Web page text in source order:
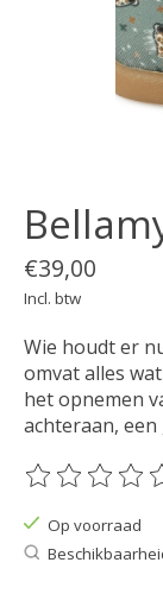
€39,00
Incl. btw
Wie houdt er
omvat alles
het opnemen
achteraan, een
De
Op voorraad